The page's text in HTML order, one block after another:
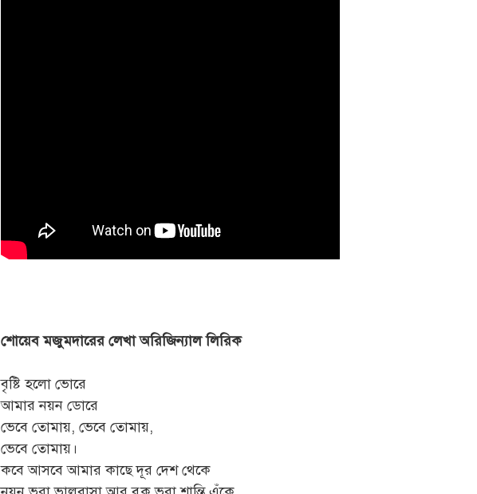
শোয়েব মজুমদারের লেখা অরিজিন্যাল লিরিক
বৃষ্টি হলো ভোরে
আমার নয়ন ডোরে
ভেবে তোমায়, ভেবে তোমায়,
ভেবে তোমায়।
কবে আসবে আমার কাছে দূর দেশ থেকে